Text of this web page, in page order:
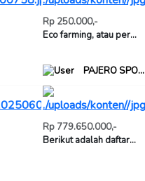
Rp 250.000,-
Eco farming, atau per...
PAJERO SPO...
Rp 779.650.000,-
Berikut adalah daftar...